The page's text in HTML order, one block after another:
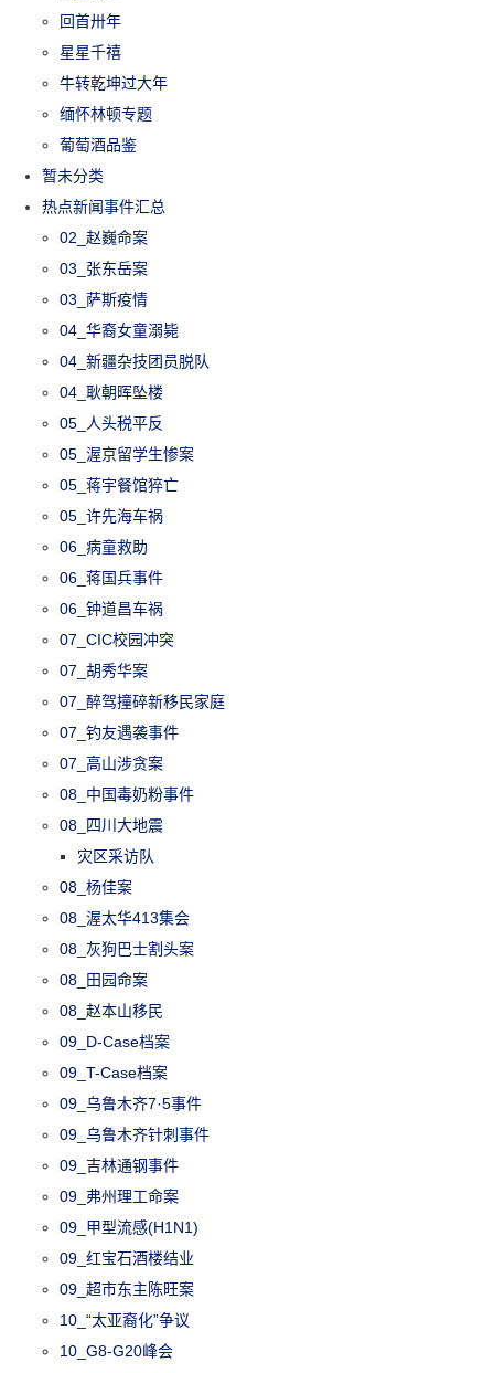
回首卅年
星星千禧
牛转乾坤过大年
缅怀林顿专题
葡萄酒品鉴
暂未分类
热点新闻事件汇总
02_赵巍命案
03_张东岳案
03_萨斯疫情
04_华裔女童溺毙
04_新疆杂技团员脱队
04_耿朝晖坠楼
05_人头税平反
05_渥京留学生惨案
05_蒋宇餐馆猝亡
05_许先海车祸
06_病童救助
06_蒋国兵事件
06_钟道昌车祸
07_CIC校园冲突
07_胡秀华案
07_醉驾撞碎新移民家庭
07_钓友遇袭事件
07_高山涉贪案
08_中国毒奶粉事件
08_四川大地震
灾区采访队
08_杨佳案
08_渥太华413集会
08_灰狗巴士割头案
08_田园命案
08_赵本山移民
09_D-Case档案
09_T-Case档案
09_乌鲁木齐7·5事件
09_乌鲁木齐针刺事件
09_吉林通钢事件
09_弗州理工命案
09_甲型流感(H1N1)
09_红宝石酒楼结业
09_超市东主陈旺案
10_“太亚裔化”争议
10_G8-G20峰会